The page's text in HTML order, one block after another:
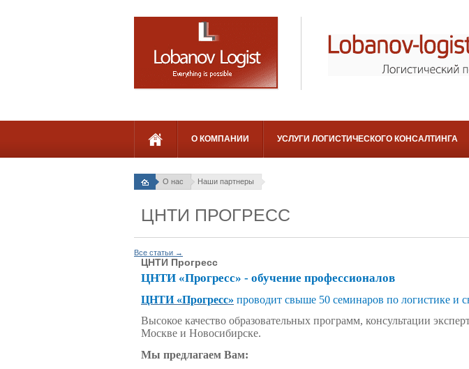
О КОМПАНИИ УСЛУГИ ЛОГИСТИЧЕСКОГО КОНСАЛТИНГА
О нас Наши партнеры
ЦНТИ ПРОГРЕСС
Все статьи →
ЦНТИ Прогресс
ЦНТИ «Прогресс» - обучение профессионалов
ЦНТИ «Прогресс» проводит свыше 50 семинаров по логистике и
Высокое качество образовательных программ, консультации
Москве и Новосибирске.
Мы предлагаем Вам: